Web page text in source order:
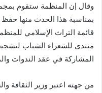
وقال إن المنظمة ستقوم
بمناسبة هذا الحدث منها حفظ
قائمة التراث الإسلامي
منتدى للشعراء الشباب
المشاركة في عقد الندوات
من جهته اعتبر وزير الثقافة